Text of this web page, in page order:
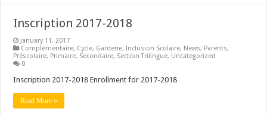
Inscription 2017-2018
January 11, 2017
Complémentaire, Cycle, Garderie,Inclusion Scolaire, News, Parents,
Préscolaire, Primaire, Secondaire, Section Trilingue, Uncategorized
0
Inscription 2017-2018 Enrollment for 2017-2018
Read More »